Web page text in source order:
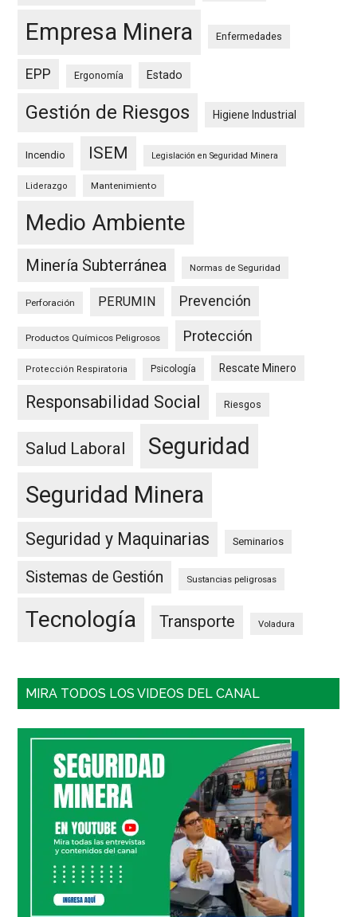
Empresa Minera Enfermedades
EPP Ergonomía Estado
Gestión de Riesgos Higiene Industrial
Incendio ISEM Legislación en Seguridad Minera
Liderazgo Mantenimiento
Medio Ambiente
Minería Subterránea Normas de Seguridad
Perforación PERUMIN Prevención
Productos Químicos Peligrosos Protección
Protección Respiratoria Psicología Rescate Minero
Responsabilidad Social Riesgos
Salud Laboral
Seguridad
Seguridad Minera
Seguridad y Maquinarias Seminarios
Sistemas de Gestión Sustancias peligrosas
Tecnología Transporte Voladura
MIRA TODOS LOS VIDEOS DEL CANAL